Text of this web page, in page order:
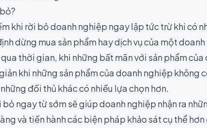
khi rời bỏ doanh nghiệp ngay lập tức trừ khi có
dừng mua sản phẩm hay dịch vụ của một
thời gian, khi những bất mãn với sản phẩm
khi những sản phẩm của doanh nghiệp không
đối thủ khác có nhiều lựa chọn hơn.
ngay từ sớm sẽ giúp doanh nghiệp nhận ra
và tiến hành các biện pháp khảo sát cụ thể hơn